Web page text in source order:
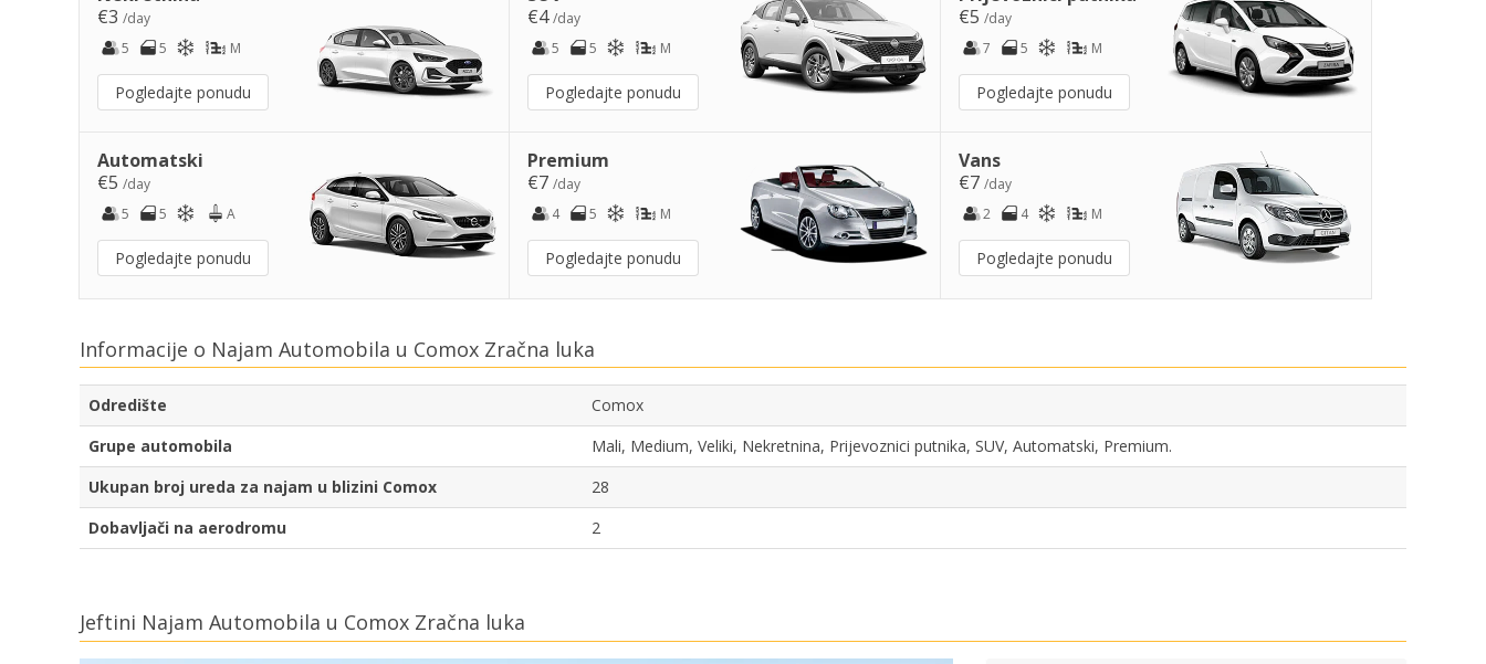
€3 /day
5
5 M
Pogledajte ponudu
€4/day
5
5 M
Pogledajte ponudu
€5 /day
7
5 M
Pogledajte ponudu
Automatski
€5 /day
5
5 A
Pogledajte ponudu
Premium
€7/day
4
5 M
Pogledajte ponudu
Vans
€7 /day
2
4 M
Pogledajte ponudu
Informacije o Najam Automobila u Comox Zračna luka
Odredište
Comox
Grupe automobila
Mali, Medium, Veliki, Nekretnina, Prijevoznici putnika, SUV, Automatski, Premium.
Ukupan broj ureda za najam u blizini Comox
28
Dobavljači na aerodromu
2
Jeftini Najam Automobila u Comox Zračna luka